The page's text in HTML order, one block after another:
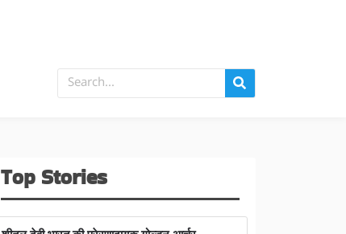
Top Stories